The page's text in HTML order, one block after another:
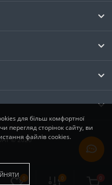
0 0 0
© 2026
для більш комфортної
перегляд сторінок сайту, ви
файлів cookies.